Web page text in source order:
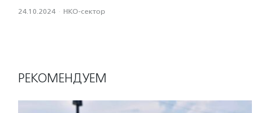
24.10.2024 · НКО-сектор
РЕКОМЕНДУЕМ